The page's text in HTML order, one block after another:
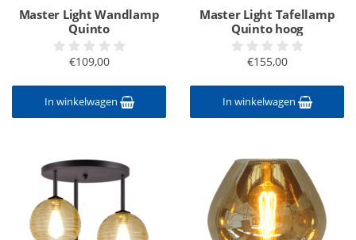
Master Light Wandlamp
Quinto
€109,00
In winkelwagen
Master Light Tafellamp
Quinto hoog
€155,00
In winkelwagen